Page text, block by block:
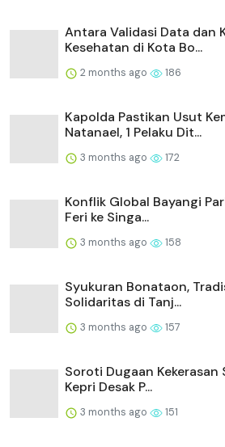
Antara Validasi Data dan
Kesehatan di Kota Bo...
2 months ago 186
Kapolda Pastikan Usut
Natanael, 1 Pelaku Dit...
3 months ago 172
Konflik Global Bayangi
Feri ke Singa...
3 months ago 158
Syukuran Bonataon,
Solidaritas di Tanj...
3 months ago 157
Soroti Dugaan Kekerasan
Kepri Desak P...
3 months ago 151